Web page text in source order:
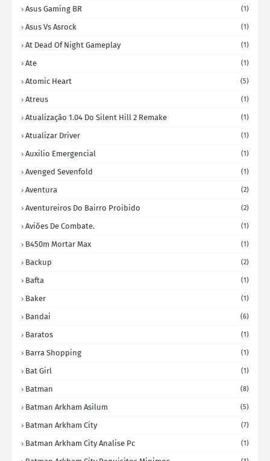
Asus Gaming BR (1)
Asus Vs Asrock (1)
At Dead Of Night Gameplay (1)
Ate (1)
Atomic Heart (5)
Atreus (1)
Atualização 1.04 Do Silent Hill 2 Remake (1)
Atualizar Driver (1)
Auxilio Emergencial (1)
Avenged Sevenfold (1)
Aventura (2)
Aventureiros Do Bairro Proibido (2)
Aviões De Combate. (1)
B450m Mortar Max (1)
Backup (2)
Bafta (1)
Baker (1)
Bandai (6)
Baratos (1)
Barra Shopping (1)
Bat Girl (1)
Batman (8)
Batman Arkham Asilum (5)
Batman Arkham City (7)
Batman Arkham City Analise Pc (1)